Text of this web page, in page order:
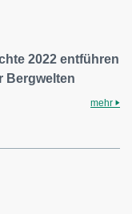
2022 entführen
Bergwelten
mehr